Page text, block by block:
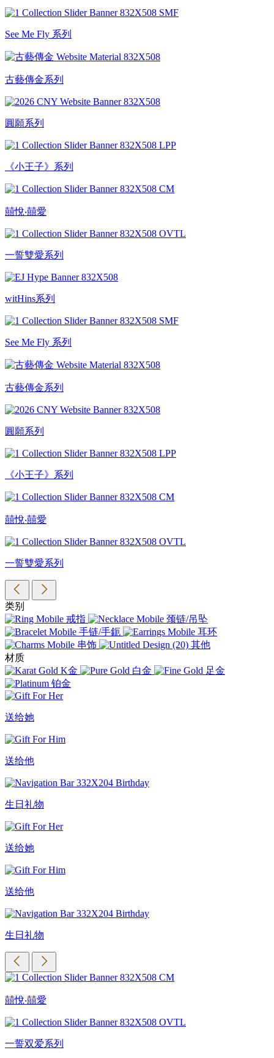
See Me Fly 系列
古藝傳金系列
圓願系列
《小王子》系列
囍悅‧囍愛
一誓雙愛系列
witHins系列
See Me Fly 系列
古藝傳金系列
圓願系列
《小王子》系列
囍悅‧囍愛
一誓雙愛系列
类别
戒指
颈链/吊坠
手链/手鈪
耳环
串饰
其他
材质
K金
白金
足金
铂金
送给她
送给他
生日礼物
送给她
送给他
生日礼物
囍悅‧囍愛
一誓双爱系列